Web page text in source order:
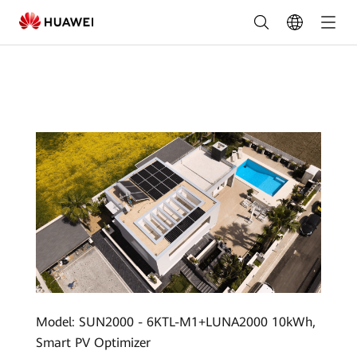
Danmark
Succeshistorier
Boligprojekt
Napoli,
Italien
FusionSolar
Danmark
Model: SUN2000 - 6KTL-M1+LUNA2000 10kWh,
Smart PV Optimizer